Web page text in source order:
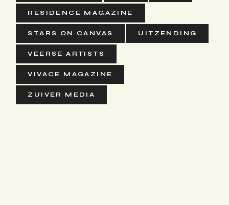
RESIDENCE MAGAZINE
STARS ON CANVAS UITZENDING
VEERSE ARTISTS
VIVACE MAGAZINE
ZUIVER MEDIA